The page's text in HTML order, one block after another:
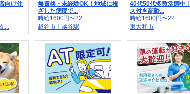
向け住
...
無資格・未経験OK！地域に根
ざした病院で...
時給1600円〜22...
越谷市｜越谷駅
40代50代多数活躍中
ス付き高齢...
時給1600円〜22...
東大和市